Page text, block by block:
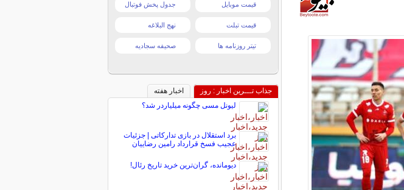
قیمت موبایل جدول پخش فوتبال
قیمت تبلت نهج البلاغه
تیتر روزنامه ها صحیفه سجادیه
جذاب تـــرین اخبار : روز
اخبار هفته
لیونل مسی چگونه میلیاردر شد؟
برد استقلال در بازی تدارکاتی | جزئیات
عجیب فسخ قرارداد رامین رضاییان
دیومانده، گران‌ترین خرید تاریخ رئال!